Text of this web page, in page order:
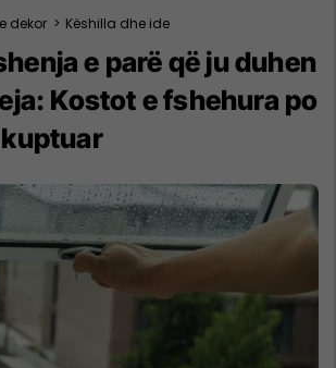
dekor > Këshilla dhe ide
e parë që ju duhen
Kostot e fshehura po